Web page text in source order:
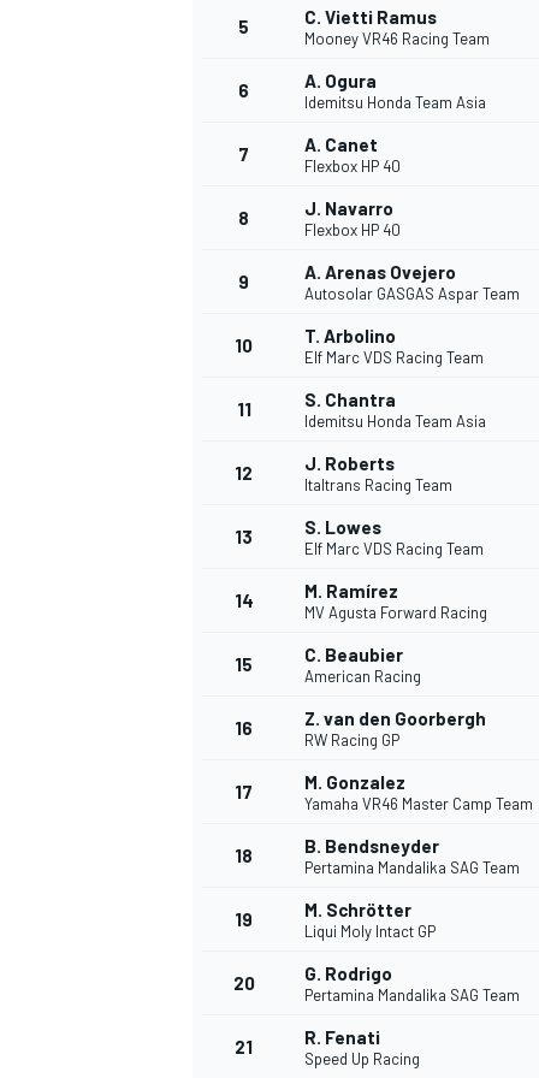
5 C. Vietti Ramus
Mooney VR46 Racing Team
6 A. Ogura
Idemitsu Honda Team Asia
7 A. Canet
Flexbox HP 40
8 J. Navarro
Flexbox HP 40
9 A. Arenas Ovejero
Autosolar GASGAS Aspar Team
10 T. Arbolino
Elf Marc VDS Racing Team
11 S. Chantra
Idemitsu Honda Team Asia
12 J. Roberts
Italtrans Racing Team
13 S. Lowes
Elf Marc VDS Racing Team
14 M. Ramírez
MV Agusta Forward Racing
15 C. Beaubier
American Racing
16 Z. van den Goorbergh
RW Racing GP
17 M. Gonzalez
Yamaha VR46 Master Camp Team
18 B. Bendsneyder
Pertamina Mandalika SAG Team
19 M. Schrötter
Liqui Moly Intact GP
20 G. Rodrigo
Pertamina Mandalika SAG Team
21 R. Fenati
Speed Up Racing